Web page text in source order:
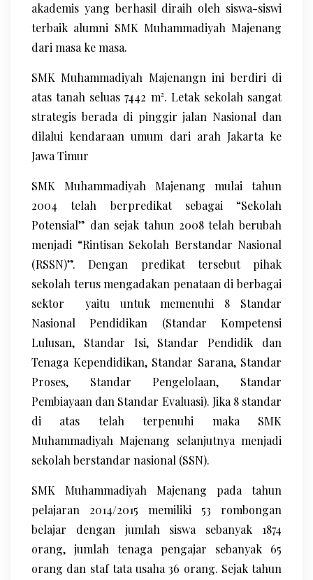
akademis yang berhasil diraih oleh siswa-siswi
terbaik alumni SMK Muhammadiyah Majenang
dari masa ke masa.
SMK Muhammadiyah Majenangn ini berdiri di
atas tanah seluas 7442 m². Letak sekolah sangat
strategis berada di pinggir jalan Nasional dan
dilalui kendaraan umum dari arah Jakarta ke
Jawa Timur
SMK Muhammadiyah Majenang mulai tahun
2004 telah berpredikat sebagai “Sekolah
Potensial” dan sejak tahun 2008 telah berubah
menjadi “Rintisan Sekolah Berstandar Nasional
(RSSN)”. Dengan predikat tersebut pihak
sekolah terus mengadakan penataan di berbagai
sektor yaitu untuk memenuhi 8 Standar
Nasional Pendidikan (Standar Kompetensi
Lulusan, Standar Isi, Standar Pendidik dan
Tenaga Kependidikan, Standar Sarana, Standar
Proses, Standar Pengelolaan, Standar
Pembiayaan dan Standar Evaluasi). Jika 8 standar
di atas telah terpenuhi maka SMK
Muhammadiyah Majenang selanjutnya menjadi
sekolah berstandar nasional (SSN).
SMK Muhammadiyah Majenang pada tahun
pelajaran 2014/2015 memiliki 53 rombongan
belajar dengan jumlah siswa sebanyak 1874
orang, jumlah tenaga pengajar sebanyak 65
orang dan staf tata usaha 36 orang. Sejak tahun